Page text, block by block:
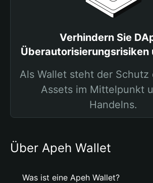
Verhindern Sie
Überautorisierungsrisiken
Als Wallet steht der Schutz
Assets im Mittelpunkt
Handelns.
Über Apeh Wallet
Was ist eine Apeh Wallet?